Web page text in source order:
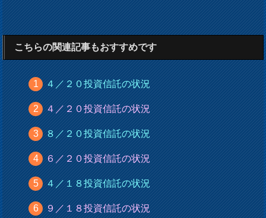
こちらの関連記事もおすすめです
４／２０投資信託の状況
４／２０投資信託の状況
８／２０投資信託の状況
６／２０投資信託の状況
４／１８投資信託の状況
９／１８投資信託の状況